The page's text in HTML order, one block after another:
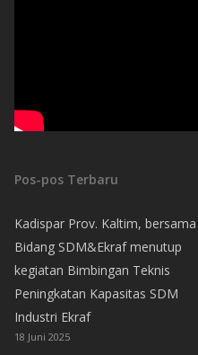
Pos-pos Terbaru
Kadispar Prov. Kaltim, bersama
Bidang SDM&Ekraf menutup
kegiatan Bimbingan Teknis
Peningkatan Kapasitas SDM
Industri Ekraf
18 Juni 2025